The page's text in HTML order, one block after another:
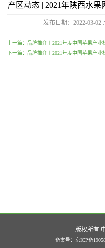
产区动态 | 2021年陕西水
发布日期：2022-03-02
上一篇：品牌推介丨2021年度中国苹果产业
下一篇：品牌推介丨2021年度中国苹果产业
版权所有
备案号：京ICP备